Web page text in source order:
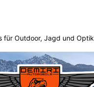
für Outdoor, Jagd und Optik